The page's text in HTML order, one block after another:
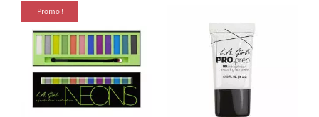
Promo !